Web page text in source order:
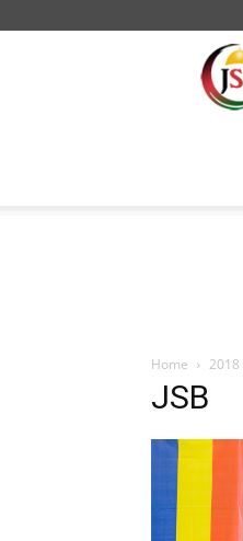
Home
JSB